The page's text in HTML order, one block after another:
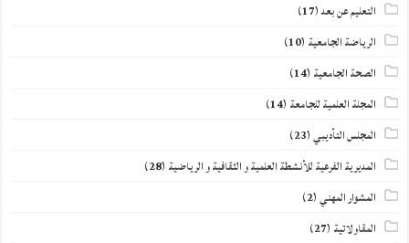
التعليم عن بعد(17)
الرياضة الجامعية (10)
الصحة الجامعية (14)
المجلة العلمية للجامعة (14)
المجلس التأديبي(23)
المديرية الفرعية للأنشطة العلمية و الثقافية و الرياضية (28)
المشوار المهني(2)
المقاولاتية (27)